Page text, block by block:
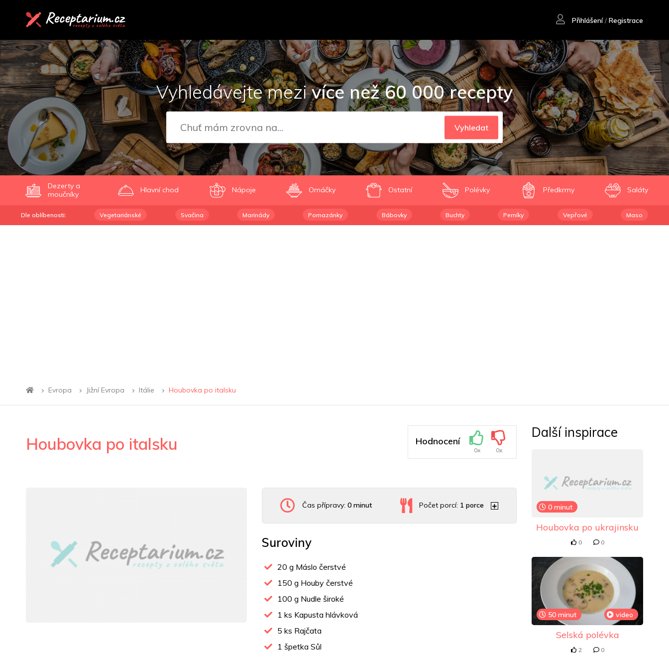
Přihlášení/Registrace
Vyhledávejte mezivíce než 60 000 recepty
Vyhledat
Dezerty a
moučníky
Hlavní chod Nápoje Omáčky Ostatní Polévky Předkrmy Saláty
Dle oblíbenosti: Vegetariánské Svačina Marinády Pomazánky Bábovky Buchty Perníky Vepřové Maso
Evropa Jižní Evropa Itálie Houbovka po italsku
Houbovka po italsku Hodnocení
0x 0x
Čas přípravy:0 minut Počet porcí: 1 porce
Suroviny
20 g Máslo čerstvé
150 g Houby čerstvé
100 g Nudle široké
1 ks Kapusta hlávková
5 ks Rajčata
1 špetka Sůl
Další inspirace
0 minut
Houbovka po ukrajinsku
0 0
50 minut video
Selská polévka
2 0